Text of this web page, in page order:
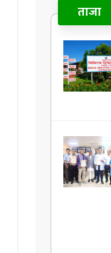
ताजा